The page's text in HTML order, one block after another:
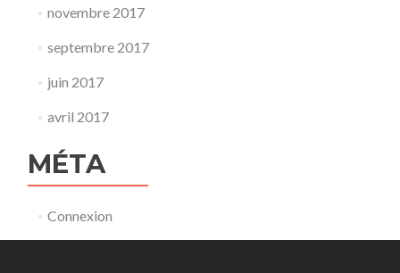
novembre 2017
septembre 2017
juin 2017
avril 2017
MÉTA
Connexion